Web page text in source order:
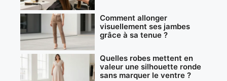
Comment allonger
visuellement ses jambes
grâce à sa tenue ?
Quelles robes mettent en
valeur une silhouette ronde
sans marquer le ventre ?